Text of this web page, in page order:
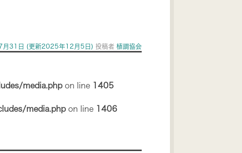
月31日 (更新2025年12月5日) 投稿者 植調協会
media.phpon line 1405
media.phpon line 1406